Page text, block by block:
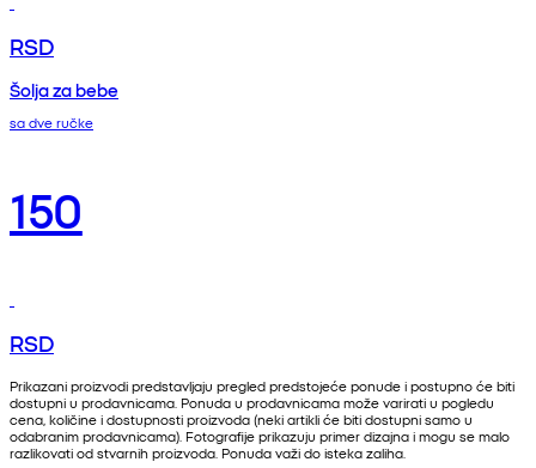
RSD
Šolja za bebe
sa dve ručke
150
RSD
Prikazani proizvodi predstavljaju pregled predstojeće ponude i postupno će biti
dostupni u prodavnicama. Ponuda u prodavnicama može varirati u pogledu
cena, količine i dostupnosti proizvoda (neki artikli će biti dostupni samo u
odabranim prodavnicama). Fotografije prikazuju primer dizajna i mogu se malo
razlikovati od stvarnih proizvoda. Ponuda važi do isteka zaliha.